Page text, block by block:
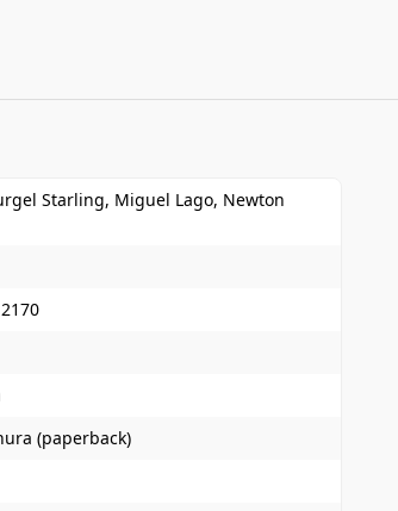
Starling, Miguel Lago, Newton
(paperback)